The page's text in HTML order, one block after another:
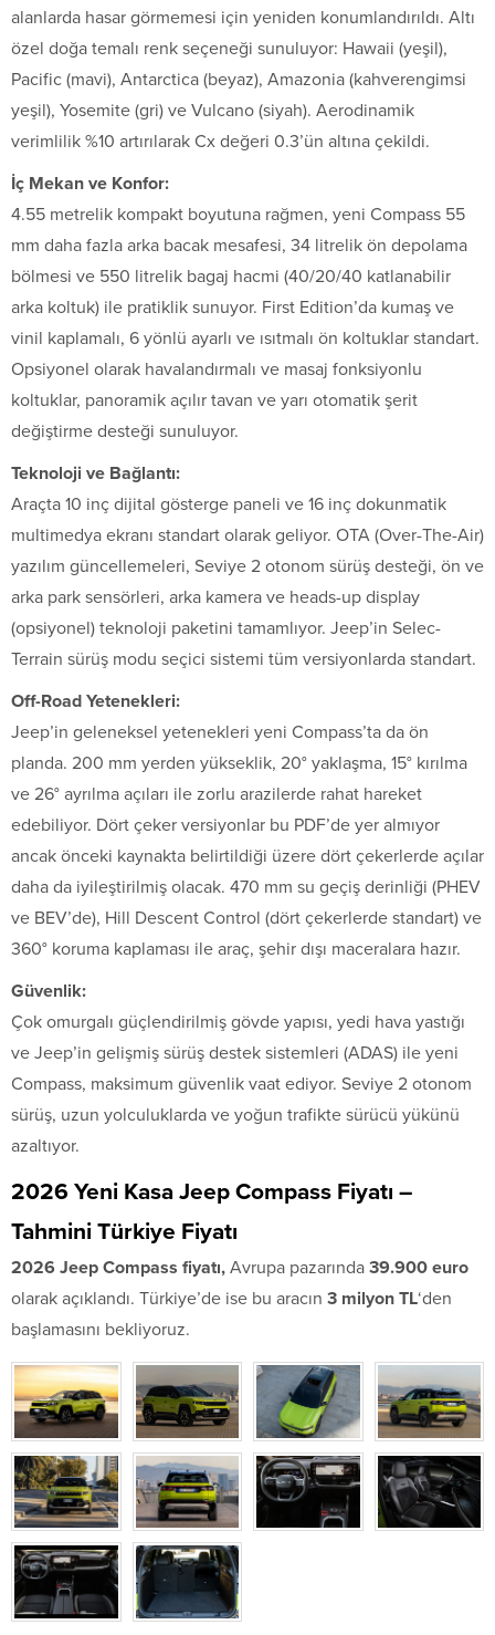
alanlarda hasar görmemesi için yeniden konumlandırıldı. Altı
özel doğa temalı renk seçeneği sunuluyor: Hawaii (yeşil),
Pacific (mavi), Antarctica (beyaz), Amazonia (kahverengimsi
yeşil), Yosemite (gri) ve Vulcano (siyah). Aerodinamik
verimlilik %10 artırılarak Cx değeri 0.3’ün altına çekildi.
İç Mekan ve Konfor:
4.55 metrelik kompakt boyutuna rağmen, yeni Compass 55
mm daha fazla arka bacak mesafesi, 34 litrelik ön depolama
bölmesi ve 550 litrelik bagaj hacmi (40/20/40 katlanabilir
arka koltuk) ile pratiklik sunuyor. First Edition’da kumaş ve
vinil kaplamalı, 6 yönlü ayarlı ve ısıtmalı ön koltuklar standart.
Opsiyonel olarak havalandırmalı ve masaj fonksiyonlu
koltuklar, panoramik açılır tavan ve yarı otomatik şerit
değiştirme desteği sunuluyor.
Teknoloji ve Bağlantı:
Araçta 10 inç dijital gösterge paneli ve 16 inç dokunmatik
multimedya ekranı standart olarak geliyor. OTA (Over-The-Air)
yazılım güncellemeleri, Seviye 2 otonom sürüş desteği, ön ve
arka park sensörleri, arka kamera ve heads-up display
(opsiyonel) teknoloji paketini tamamlıyor. Jeep’in Selec-
Terrain sürüş modu seçici sistemi tüm versiyonlarda standart.
Off-Road Yetenekleri:
Jeep’in geleneksel yetenekleri yeni Compass’ta da ön
planda. 200 mm yerden yükseklik, 20° yaklaşma, 15° kırılma
ve 26° ayrılma açıları ile zorlu arazilerde rahat hareket
edebiliyor. Dört çeker versiyonlar bu PDF’de yer almıyor
ancak önceki kaynakta belirtildiği üzere dört çekerlerde açılar
daha da iyileştirilmiş olacak. 470 mm su geçiş derinliği (PHEV
ve BEV’de), Hill Descent Control (dört çekerlerde standart) ve
360° koruma kaplaması ile araç, şehir dışı maceralara hazır.
Güvenlik:
Çok omurgalı güçlendirilmiş gövde yapısı, yedi hava yastığı
ve Jeep’in gelişmiş sürüş destek sistemleri (ADAS) ile yeni
Compass, maksimum güvenlik vaat ediyor. Seviye 2 otonom
sürüş, uzun yolculuklarda ve yoğun trafikte sürücü yükünü
azaltıyor.
2026 Yeni Kasa Jeep Compass Fiyatı –
Tahmini Türkiye Fiyatı
2026 Jeep Compass fiyatı, Avrupa pazarında 39.900 euro
olarak açıklandı. Türkiye’de ise bu aracın 3 milyon TL‘den
başlamasını bekliyoruz.